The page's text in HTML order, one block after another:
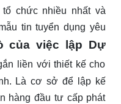
chức nhiều nhất và
tin tuyển dụng yêu
của việc lập Dự
liền với thiết kế cho
Là cơ sở để lập kế
hàng đầu tư cấp phát